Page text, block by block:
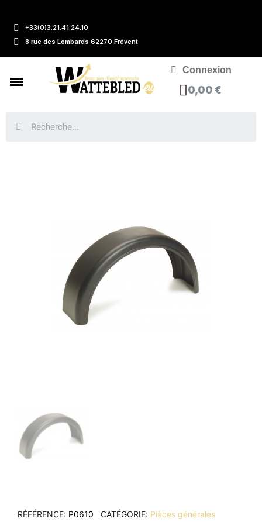
+33(0)3.21.41.24.10
8 rue des Lombards 62270 Frévent
Connexion
0,00 €
RÉFÉRENCE P0610 CATÉGORIE Pièces générales